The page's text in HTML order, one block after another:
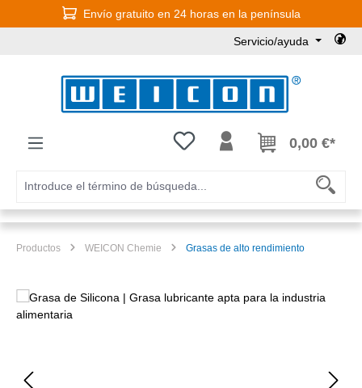
Saltar al contenido principalEnvío gratuito en 24 horas en la península
Servicio/ayuda
Tienes 0 artículos en tu lista de
0,00 €*
Productos WEICON Chemie Grasas de alto rendimiento
Omitir galería de imágenes